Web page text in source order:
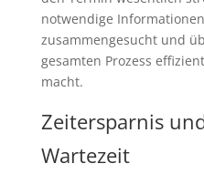
notwendige
zusammengesucht und
gesamten Prozess
macht.
Zeitersparnis
Wartezeit